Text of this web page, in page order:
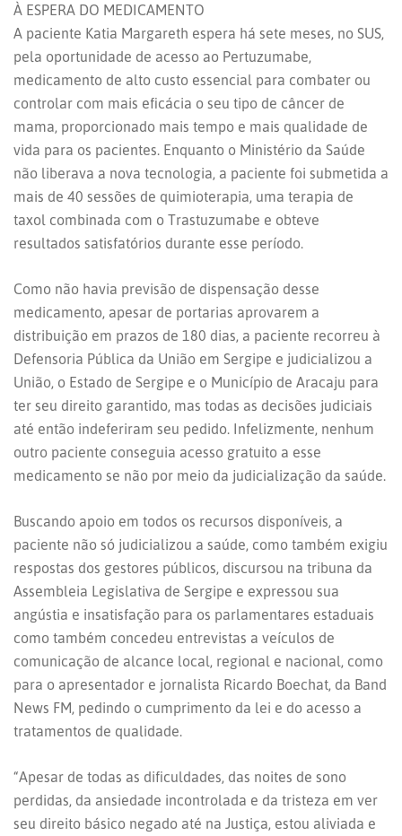
À ESPERA DO MEDICAMENTO
A paciente Katia Margareth espera há sete meses, no SUS,
pela oportunidade de acesso ao Pertuzumabe,
medicamento de alto custo essencial para combater ou
controlar com mais eficácia o seu tipo de câncer de
mama, proporcionado mais tempo e mais qualidade de
vida para os pacientes. Enquanto o Ministério da Saúde
não liberava a nova tecnologia, a paciente foi submetida a
mais de 40 sessões de quimioterapia, uma terapia de
taxol combinada com o Trastuzumabe e obteve
resultados satisfatórios durante esse período.
Como não havia previsão de dispensação desse
medicamento, apesar de portarias aprovarem a
distribuição em prazos de 180 dias, a paciente recorreu à
Defensoria Pública da União em Sergipe e judicializou a
União, o Estado de Sergipe e o Município de Aracaju para
ter seu direito garantido, mas todas as decisões judiciais
até então indeferiram seu pedido. Infelizmente, nenhum
outro paciente conseguia acesso gratuito a esse
medicamento se não por meio da judicialização da saúde.
Buscando apoio em todos os recursos disponíveis, a
paciente não só judicializou a saúde, como também exigiu
respostas dos gestores públicos, discursou na tribuna da
Assembleia Legislativa de Sergipe e expressou sua
angústia e insatisfação para os parlamentares estaduais
como também concedeu entrevistas a veículos de
comunicação de alcance local, regional e nacional, como
para o apresentador e jornalista Ricardo Boechat, da Band
News FM, pedindo o cumprimento da lei e do acesso a
tratamentos de qualidade.
“Apesar de todas as dificuldades, das noites de sono
perdidas, da ansiedade incontrolada e da tristeza em ver
seu direito básico negado até na Justiça, estou aliviada e